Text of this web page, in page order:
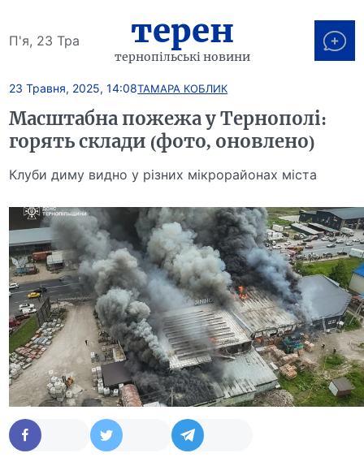
П'я, 23 Тра терен
тернопільські новини
23 Травня, 2025, 14:08ТАМАРА КОБЛИК
Масштабна пожежа у Тернополі:
горять склади (фото, оновлено)
Клуби диму видно у різних мікрорайонах міста